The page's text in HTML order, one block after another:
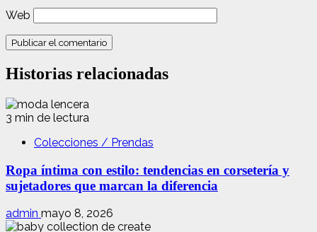
Web
Historias relacionadas
3 min de lectura
Colecciones / Prendas
Ropa íntima con estilo: tendencias en corsetería y
sujetadores que marcan la diferencia
admin mayo 8, 2026